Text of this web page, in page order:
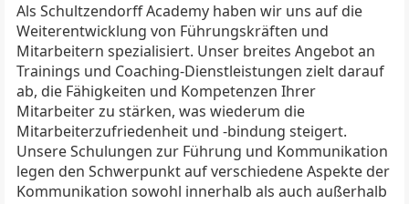
Als Schultzendorff Academy haben wir uns auf die
Weiterentwicklung von Führungskräften und
Mitarbeitern spezialisiert. Unser breites Angebot an
Trainings und Coaching-Dienstleistungen zielt darauf
ab, die Fähigkeiten und Kompetenzen Ihrer
Mitarbeiter zu stärken, was wiederum die
Mitarbeiterzufriedenheit und -bindung steigert.
Unsere Schulungen zur Führung und Kommunikation
legen den Schwerpunkt auf verschiedene Aspekte der
Kommunikation sowohl innerhalb als auch außerhalb